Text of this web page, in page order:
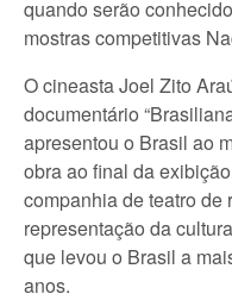
quando serão
mostras competitivas
O cineasta Joel Zito
documentário
apresentou o Brasil ao
obra ao final da
companhia de teatro de
representação da
que levou o Brasil a
anos.